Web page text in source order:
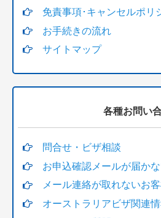
家族申請
ビザ有効確認
18歳未満の追加料金
移民局へ支払うビザ申請料金クレ
免責事項･キャンセルポリ
お手続きの流れ
サイトマップ
各種お問い
問合せ・ビザ相談
お申込確認メールが届か
メール連絡が取れないお
オーストラリアビザ関連